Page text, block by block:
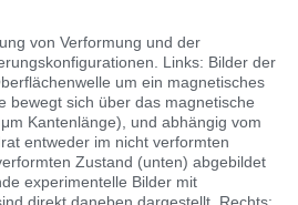
von Verformung und der
Links: Bilder der
um ein magnetisches
bewegt sich über das magnetische
Kantenlänge), und abhängig vom
entweder im nicht verformten
Zustand (unten) abgebildet
experimentelle Bilder mit